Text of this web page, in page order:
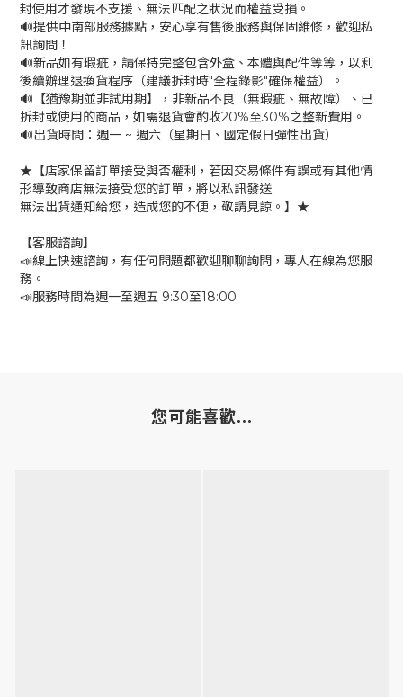
封使用才發現不支援、無法匹配之狀況而權益受損。
🔊提供中南部服務據點，安心享有售後服務與保固維修，歡迎私
訊詢問！
🔊新品如有瑕疵，請保持完整包含外盒、本體與配件等等，以利
後續辦理退換貨程序（建議拆封時"全程錄影"確保權益）。
🔊【猶豫期並非試用期】，非新品不良（無瑕疵、無故障）、已
拆封或使用的商品，如需退貨會酌收20%至30%之整新費用。
🔊出貨時間：週一 ~ 週六（星期日、國定假日彈性出貨）
★【店家保留訂單接受與否權利，若因交易條件有誤或有其他情
形導致商店無法接受您的訂單，將以私訊發送
無法出貨通知給您，造成您的不便，敬請見諒。】★
【客服諮詢】
📣線上快速諮詢，有任何問題都歡迎聊聊詢問，專人在線為您服
務。
📣服務時間為週一至週五 9:30至18:00
您可能喜歡...